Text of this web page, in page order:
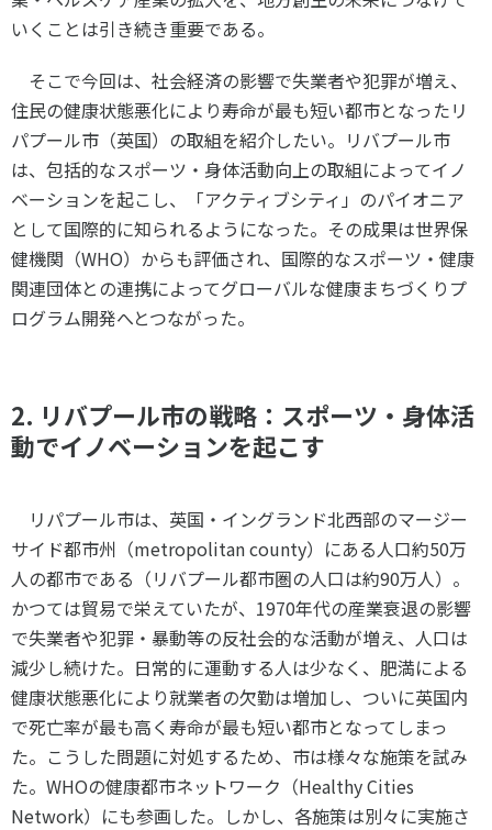
いくことは引き続き重要である。
そこで今回は、社会経済の影響で失業者や犯罪が増え、
住民の健康状態悪化により寿命が最も短い都市となったリ
パプール市（英国）の取組を紹介したい。リバプール市
は、包括的なスポーツ・身体活動向上の取組によってイノ
ベーションを起こし、「アクティブシティ」のパイオニア
として国際的に知られるようになった。その成果は世界保
健機関（WHO）からも評価され、国際的なスポーツ・健康
関連団体との連携によってグローバルな健康まちづくりプ
ログラム開発へとつながった。
2. リバプール市の戦略：スポーツ・身体活
動でイノベーションを起こす
リパプール市は、英国・イングランド北西部のマージー
サイド都市州（metropolitan county）にある人口約50万
人の都市である（リバプール都市圏の人口は約90万人）。
かつては貿易で栄えていたが、1970年代の産業衰退の影響
で失業者や犯罪・暴動等の反社会的な活動が増え、人口は
減少し続けた。日常的に運動する人は少なく、肥満による
健康状態悪化により就業者の欠勤は増加し、ついに英国内
で死亡率が最も高く寿命が最も短い都市となってしまっ
た。こうした問題に対処するため、市は様々な施策を試み
た。WHOの健康都市ネットワーク（Healthy Cities
Network）にも参画した。しかし、各施策は別々に実施さ